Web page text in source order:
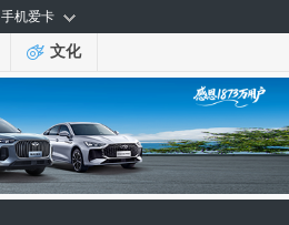
手机爱卡
文化